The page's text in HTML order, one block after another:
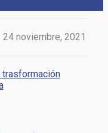
24 noviembre, 2021